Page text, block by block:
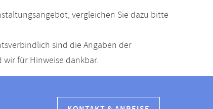
vergleichen Sie dazu bitte
sind die Angaben der
für Hinweise dankbar.